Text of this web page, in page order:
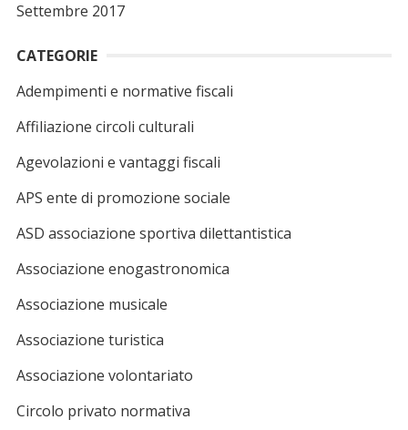
Settembre 2017
CATEGORIE
Adempimenti e normative fiscali
Affiliazione circoli culturali
Agevolazioni e vantaggi fiscali
APS ente di promozione sociale
ASD associazione sportiva dilettantistica
Associazione enogastronomica
Associazione musicale
Associazione turistica
Associazione volontariato
Circolo privato normativa